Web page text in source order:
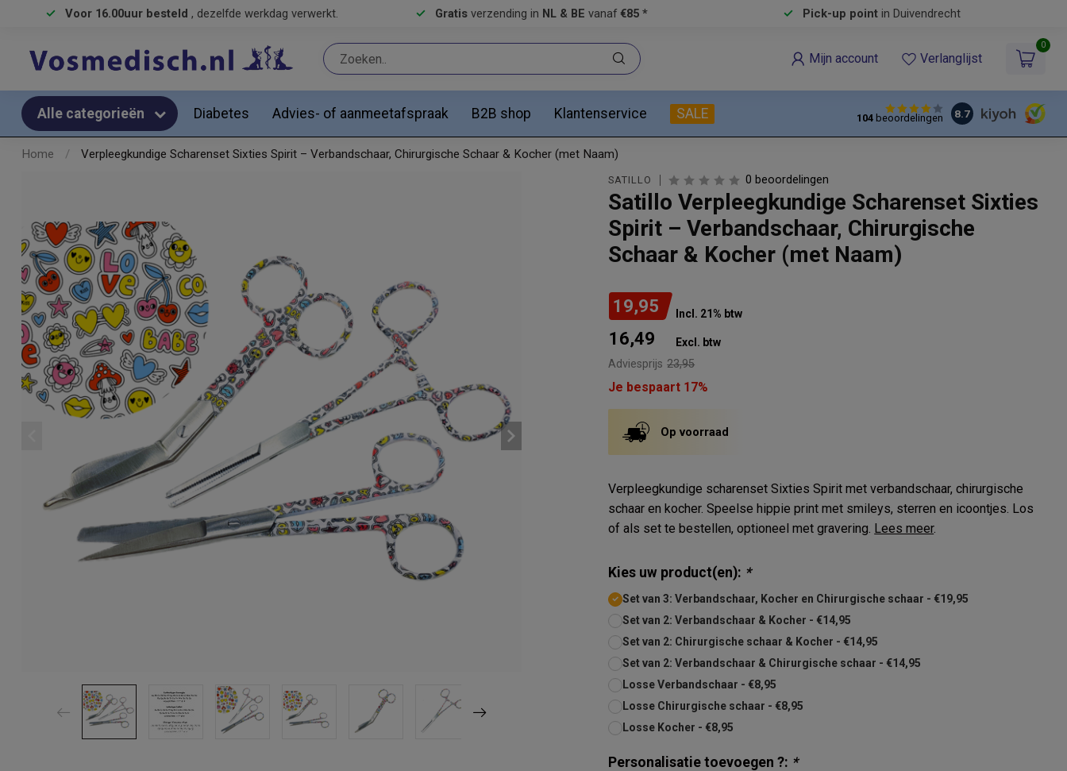
Voor 16.00uur besteld , dezelfde werkdag verwerkt. Gratis verzending in NL & BE vanaf €85 * Pick-up pointin Duivendrecht
Mijn account Verlanglijst
0
Alle categorieën Diabetes Advies- of aanmeetafspraak B2B shop Klantenservice SALE 104beoordelingen 8.7
Home / Verpleegkundige Scharenset Sixties Spirit – Verbandschaar, Chirurgische Schaar & Kocher (met Naam)
SATILLO 0 beoordelingen
Satillo Verpleegkundige Scharenset Sixties
Spirit – Verbandschaar, Chirurgische
Schaar & Kocher (met Naam)
19,95 Incl. 21% btw
16,49 Excl. btw
Adviesprijs 23,95
Je bespaart 17%
Op voorraad
Verpleegkundige scharenset Sixties Spirit met verbandschaar, chirurgische
schaar en kocher. Speelse hippie print met smileys, sterren en icoontjes. Los
of als set te bestellen, optioneel met gravering. Lees meer.
Kies uw product(en): *
Set van 3: Verbandschaar, Kocher en Chirurgische schaar - €19,95
Set van 2: Verbandschaar & Kocher - €14,95
Set van 2: Chirurgische schaar & Kocher - €14,95
Set van 2: Verbandschaar & Chirurgische schaar - €14,95
Losse Verbandschaar - €8,95
Losse Chirurgische schaar - €8,95
Losse Kocher - €8,95
Personalisatie toevoegen ?: *